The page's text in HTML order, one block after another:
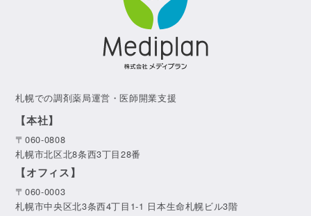
札幌での調剤薬局運営・医師開業支援
【本社】
〒060-0808
札幌市北区北8条西3丁目28番
【オフィス】
〒060-0003
札幌市中央区北3条西4丁目1-1 日本生命札幌ビル3階